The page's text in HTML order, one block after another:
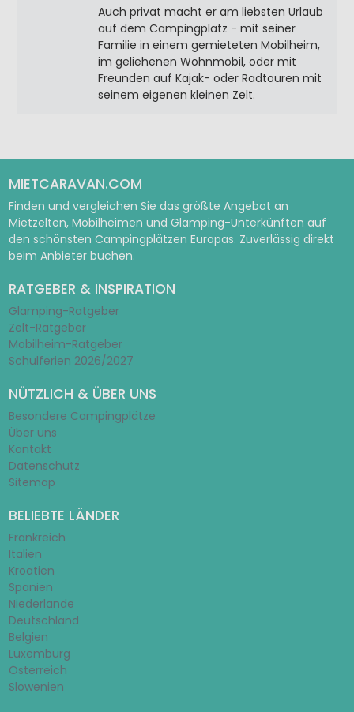
Auch privat macht er am liebsten Urlaub
auf dem Campingplatz - mit seiner
Familie in einem gemieteten Mobilheim,
im geliehenen Wohnmobil, oder mit
Freunden auf Kajak- oder Radtouren mit
seinem eigenen kleinen Zelt.
MIETCARAVAN.COM
Finden und vergleichen Sie das größte Angebot an
Mietzelten, Mobilheimen und Glamping-Unterkünften auf
den schönsten Campingplätzen Europas. Zuverlässig direkt
beim Anbieter buchen.
RATGEBER & INSPIRATION
Glamping-Ratgeber
Zelt-Ratgeber
Mobilheim-Ratgeber
Schulferien 2026/2027
NÜTZLICH & ÜBER UNS
Besondere Campingplätze
Über uns
Kontakt
Datenschutz
Sitemap
BELIEBTE LÄNDER
Frankreich
Italien
Kroatien
Spanien
Niederlande
Deutschland
Belgien
Luxemburg
Österreich
Slowenien